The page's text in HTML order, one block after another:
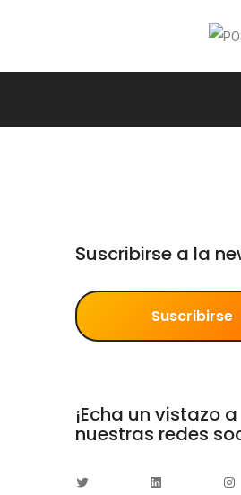
Suscribirse a la
Suscribirse
¡Echa un vistazo a
nuestras redes